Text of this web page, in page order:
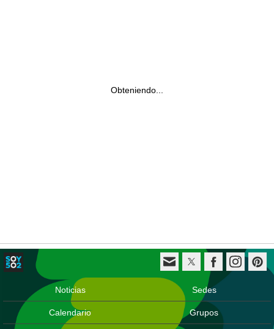
Obteniendo...
Noticias Sedes
Calendario Grupos